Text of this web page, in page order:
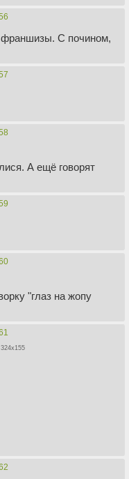
франшизы. С почином,
А ещё говорят
"глаз на жопу